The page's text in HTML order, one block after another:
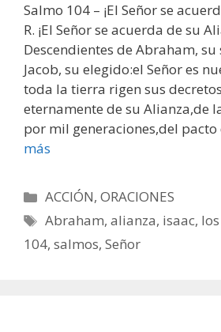
Salmo 104 – ¡El Señor se
R. ¡El Señor se acuerda de su
Descendientes de Abraham,
Jacob, su elegido:el Señor es
toda la tierra rigen sus
eternamente de su Alianza,de
por mil generaciones,del
más
Categorías
ACCIÓN,ORACIONES
Etiquetas
Abraham,alianza, isaac,
104, salmos, Señor